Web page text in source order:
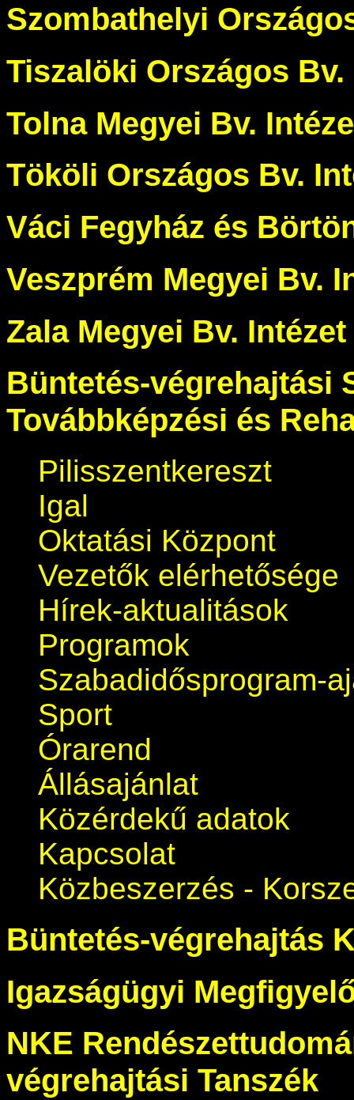
Szombathelyi
Tiszalöki Országos Bv.
Tolna Megyei Bv.
Tököli Országos Bv.
Váci Fegyház és
Veszprém Megyei Bv.
Zala Megyei Bv. Intézet
Büntetés-végrehajtási
Továbbképzési és
Pilisszentkereszt
Igal
Oktatási Központ
Vezetők elérhetősége
Hírek-aktualitások
Programok
Szabadidősprogram-
Sport
Órarend
Állásajánlat
Közérdekű adatok
Kapcsolat
Közbeszerzés -
Büntetés-végrehajtás
Igazságügyi
NKE
végrehajtási Tanszék